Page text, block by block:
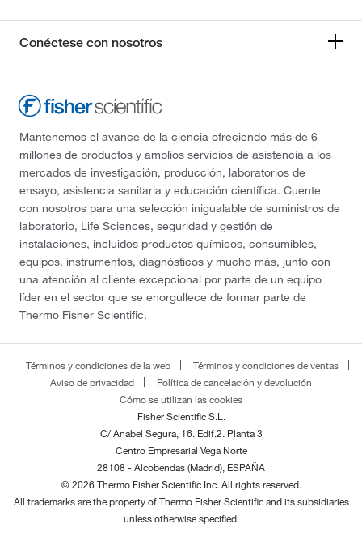
Conéctese con nosotros
Mantenemos el avance de la ciencia ofreciendo más de 6
millones de productos y amplios servicios de asistencia a los
mercados de investigación, producción, laboratorios de
ensayo, asistencia sanitaria y educación científica. Cuente
con nosotros para una selección inigualable de suministros de
laboratorio, Life Sciences, seguridad y gestión de
instalaciones, incluidos productos químicos, consumibles,
equipos, instrumentos, diagnósticos y mucho más, junto con
una atención al cliente excepcional por parte de un equipo
líder en el sector que se enorgullece de formar parte de
Thermo Fisher Scientific.
Términos y condiciones de la web
Términos y condiciones de ventas
Aviso de privacidad
Política de cancelación y devolución
Cómo se utilizan las cookies
Fisher Scientific S.L.
C/ Anabel Segura, 16. Edif.2. Planta 3
Centro Empresarial Vega Norte
28108 - Alcobendas (Madrid), ESPAÑA
© 2026 Thermo Fisher Scientific Inc. All rights reserved.
All trademarks are the property of Thermo Fisher Scientific and its subsidiaries
unless otherwise specified.